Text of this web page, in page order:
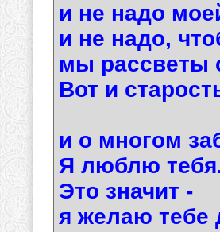
и не надо
и не надо,
мы рассветы
Вот и
и о многом
Я люблю
Это значит -
я желаю тебе